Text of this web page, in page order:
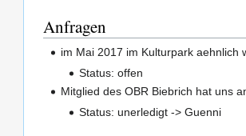
Anfragen
im Mai 2017 im Kulturpark aehnlich
Status: offen
Mitglied des OBR Biebrich hat uns
Status: unerledigt -> Guenni